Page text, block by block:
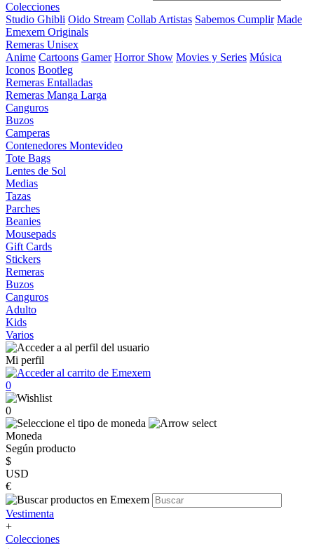
Colecciones
Studio Ghibli Oido Stream Collab Artistas Sabemos Cumplir Made
Emexem Originals
Remeras Unisex
Anime Cartoons Gamer Horror Show Movies y Series Música
Iconos Bootleg
Remeras Entalladas
Remeras Manga Larga
Canguros
Buzos
Camperas
Contenedores Montevideo
Tote Bags
Lentes de Sol
Medias
Tazas
Parches
Beanies
Mousepads
Gift Cards
Stickers
Remeras
Buzos
Canguros
Adulto
Kids
Varios
Mi perfil
0
0
Moneda
Según producto
$
USD
€
Vestimenta
+
Colecciones